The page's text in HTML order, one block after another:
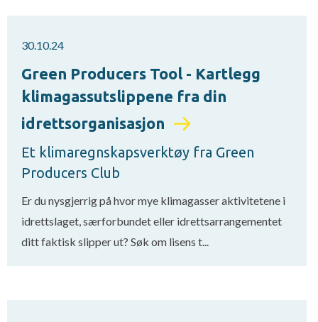
30.10.24
Green Producers Tool - Kartlegg
klimagassutslippene fra din
idrettsorganisasjon
Et klimaregnskapsverktøy fra Green
Producers Club
Er du nysgjerrig på hvor mye klimagasser aktivitetene i
idrettslaget, særforbundet eller idrettsarrangementet
ditt faktisk slipper ut? Søk om lisens t...